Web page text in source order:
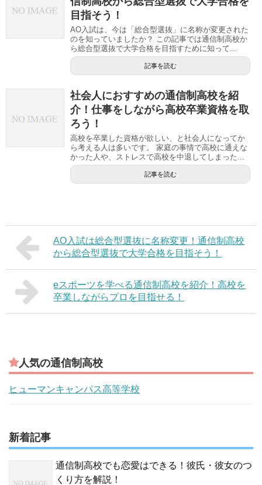
目指そう！
AO入試は、今は「総合型選抜」に名称が変更された
のを知っていましたか？ この記事では通信制高校か
ら総合型選抜で大学合格を目指すために知って...
記事を読む
社会人におすすめの通信制高校を紹
介！仕事をしながら高校卒業資格を取
ろう！
高校を卒業した資格が欲しい、と社会人になってか
ら考える人は多いです。 家庭の事情で高校に通えな
かった人や、ストレスで高校を中退してしまった...
記事を読む
AO入試は総合型選抜に名称変更！通信制高校
から総合型選抜で大学合格を目指そう！
eスポーツを学べる通信制高校を紹介！高校を
卒業しながらプロを目指せる！
人気の通信制高校
ヒューマンキャンパス高等学校
新着記事
通信制高校でも恋愛はできる！彼氏・彼女のつ
くり方を解説！